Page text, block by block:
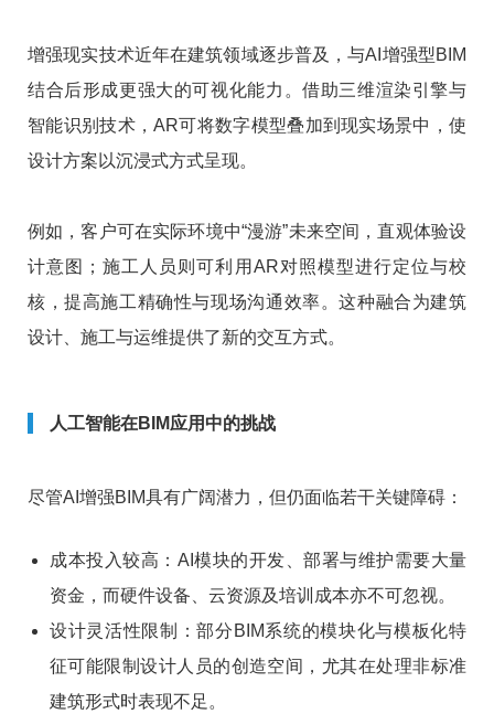
增强现实技术近年在建筑领域逐步普及，与AI增强型BIM
结合后形成更强大的可视化能力。借助三维渲染引擎与
智能识别技术，AR可将数字模型叠加到现实场景中，使
设计方案以沉浸式方式呈现。
例如，客户可在实际环境中“漫游”未来空间，直观体验设
计意图；施工人员则可利用AR对照模型进行定位与校
核，提高施工精确性与现场沟通效率。这种融合为建筑
设计、施工与运维提供了新的交互方式。
人工智能在BIM应用中的挑战
尽管AI增强BIM具有广阔潜力，但仍面临若干关键障碍：
成本投入较高：AI模块的开发、部署与维护需要大量
资金，而硬件设备、云资源及培训成本亦不可忽视。
设计灵活性限制：部分BIM系统的模块化与模板化特
征可能限制设计人员的创造空间，尤其在处理非标准
建筑形式时表现不足。